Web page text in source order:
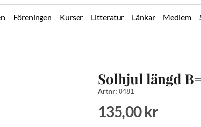
Föreningen Kurser Litteratur Länkar Medlem
Solhjul längd
Artnr: 0481
135,00 kr